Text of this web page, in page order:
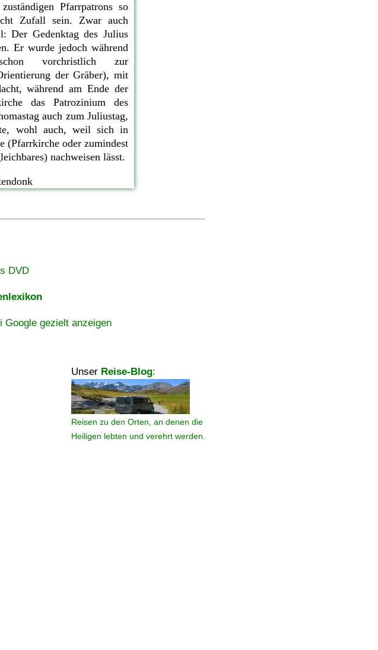
Pfarrpatrons so
Zufall sein. Zwar auch
Der Gedenktag des Julius
Er wurde jedoch während
vorchristlich zur
der Gräber), mit
während am Ende der
das Patrozinium des
auch zum Juliustag,
wohl auch, weil sich in
(Pfarrkirche oder zumindest
nachweisen lässt.
DVD
gezielt anzeigen
Unser Reise-Blog:
Reisen zu den Orten, an denen die
Heiligen lebten und verehrt werden.